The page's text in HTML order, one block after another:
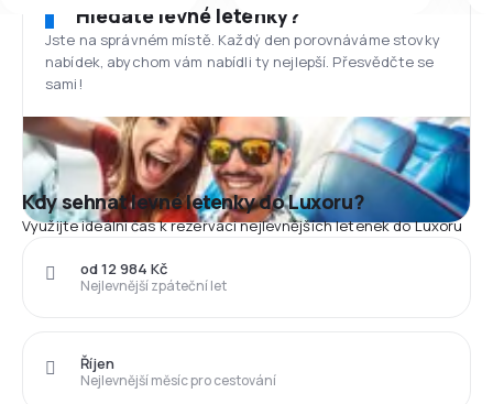
Hledáte levné letenky?
Jste na správném místě. Každý den porovnáváme stovky
nabídek, abychom vám nabídli ty nejlepší. Přesvědčte se
sami!
Kdy sehnat levné letenky do Luxoru?
Využijte ideální čas k rezervaci nejlevnějších letenek do Luxoru
Nejlevnější zpáteční let
od 12 984 Kč
Nejlevnější měsíc pro cestování
Říjen